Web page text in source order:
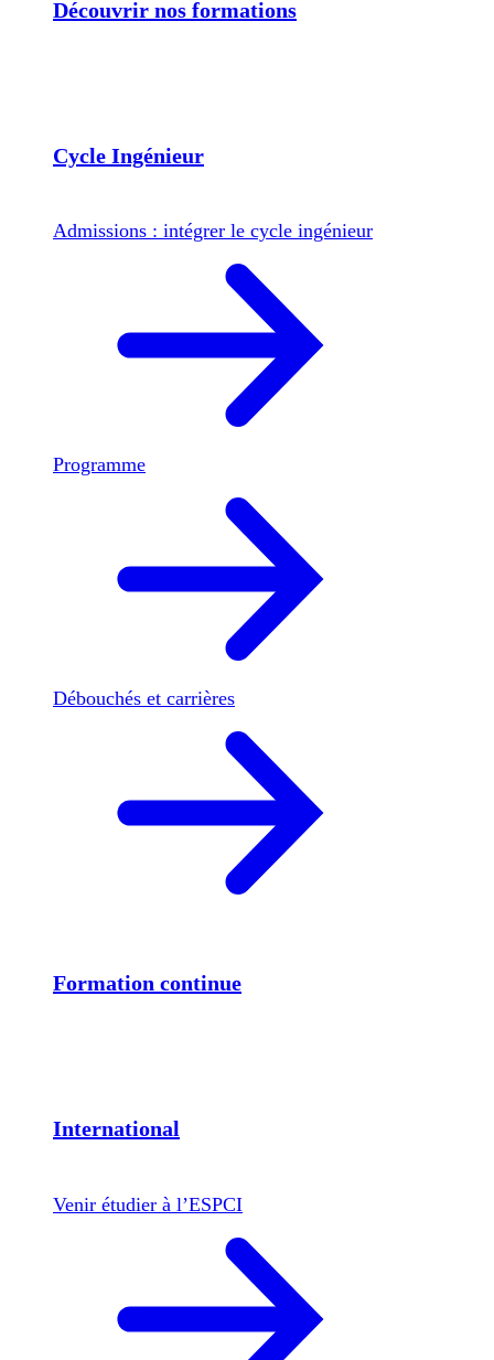
Découvrir nos formations
Cycle Ingénieur
Admissions : intégrer le cycle ingénieur
Programme
Débouchés et carrières
Formation continue
International
Venir étudier à l’ESPCI